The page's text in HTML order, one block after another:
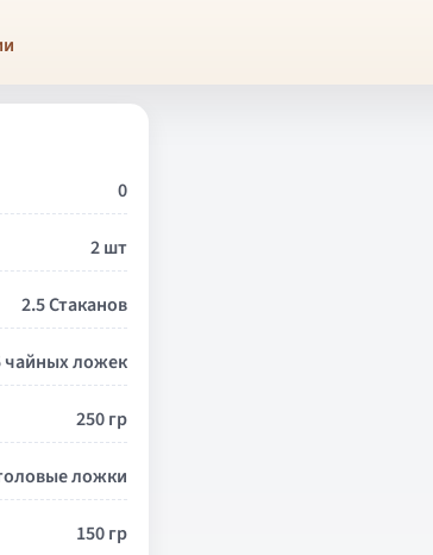
0
2 шт
2.5 Стаканов
чайных ложек
250 гр
ложки
150 гр